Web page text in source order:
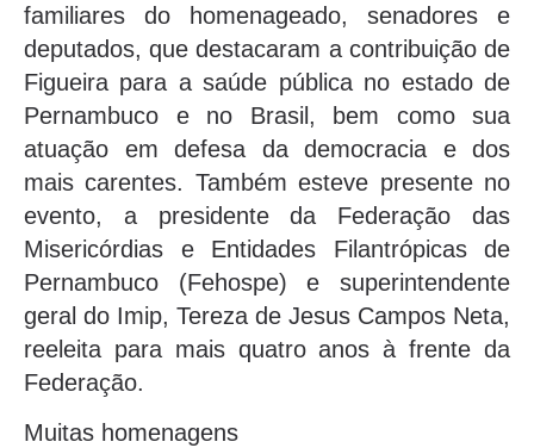
familiares do homenageado, senadores e
deputados, que destacaram a contribuição de
Figueira para a saúde pública no estado de
Pernambuco e no Brasil, bem como sua
atuação em defesa da democracia e dos
mais carentes. Também esteve presente no
evento, a presidente da Federação das
Misericórdias e Entidades Filantrópicas de
Pernambuco (Fehospe) e superintendente
geral do Imip, Tereza de Jesus Campos Neta,
reeleita para mais quatro anos à frente da
Federação.
Muitas homenagens